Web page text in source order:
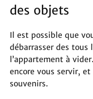
des objets
Il est possible que
débarrasser des tous
l’appartement à
encore vous servir,
souvenirs.